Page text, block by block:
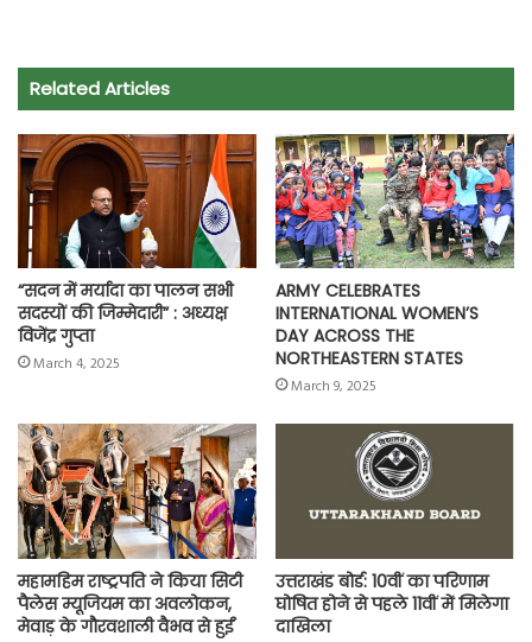
e
b
o
k
t
s
p
p
t
t
r
e
a
m
i
y
n
r
Related Articles
“सदन में मर्यादा का पालन सभी
सदस्यों की जिम्मेदारी” : अध्यक्ष
विजेंद्र गुप्ता
March 4, 2025
ARMY CELEBRATES
INTERNATIONAL WOMEN’S
DAY ACROSS THE
NORTHEASTERN STATES
March 9, 2025
महामहिम राष्ट्रपति ने किया सिटी
पैलेस म्यूजियम का अवलोकन,
मेवाड़ के गौरवशाली वैभव से हुईं
उत्तराखंड बोर्ड: 10वीं का परिणाम
घोषित होने से पहले 11वीं में मिलेगा
दाखिला